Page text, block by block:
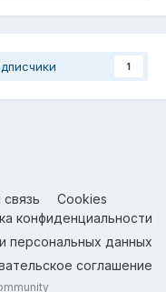
1
Cookies
конфиденциальности
персональных данных
соглашение